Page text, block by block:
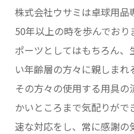
株式会社ウサミは卓球用品
50年以上の時を歩んでお
ポーツとしてはもちろん
い年齢層の方々に親しまれ
その方々の使用する用具
かいところまで気配りが
速な対応をし、常に感謝